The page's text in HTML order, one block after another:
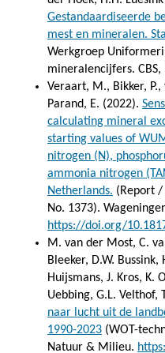
Gestandaardiseerde
mest en mineralen.
Werkgroep
mineralencijfers. CBS,
Veraart, M., Bikker,
Parand, E. (2022).
calculating mineral
starting values of
nitrogen (N),
ammonia nitrogen
Netherlands. (Report /
No. 1373).
https://doi.org/
M. van der Most, C.
Bleeker, D.W. Bussink,
Huijsmans, J. Kros, K.
Uebbing, G.L. Velthof,
naar lucht uit de
1990-2023 (WOT-
Natuur & Milieu.